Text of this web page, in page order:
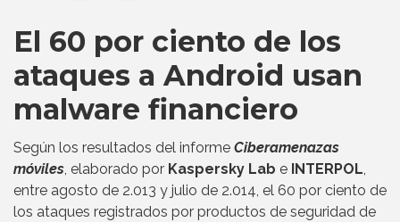
El 60 por ciento de los
ataques a Android usan
malware financiero
Según los resultados del informe Ciberamenazas
móviles, elaborado por Kaspersky Lab e INTERPOL,
entre agosto de 2.013 y julio de 2.014, el 60 por ciento de
los ataques registrados por productos de seguridad de